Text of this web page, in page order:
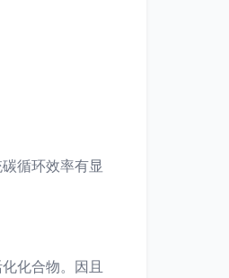
循环效率有显
化合物。因且